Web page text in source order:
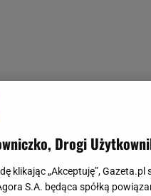
Drogi
klikając „Akceptuję”,
S.A. będąca spółką